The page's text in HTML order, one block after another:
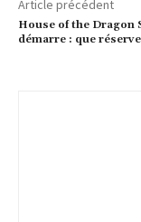
Article précédent
House of the Dragon
démarre : que